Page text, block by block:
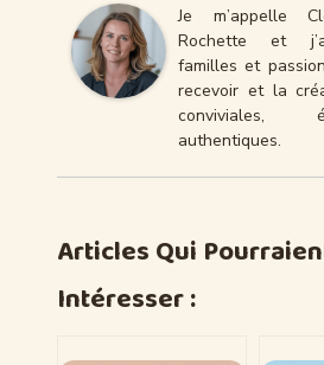
Je m’appelle
Rochette et
familles et
recevoir et la
conviviales,
authentiques.
Articles Qui
Intéresser :